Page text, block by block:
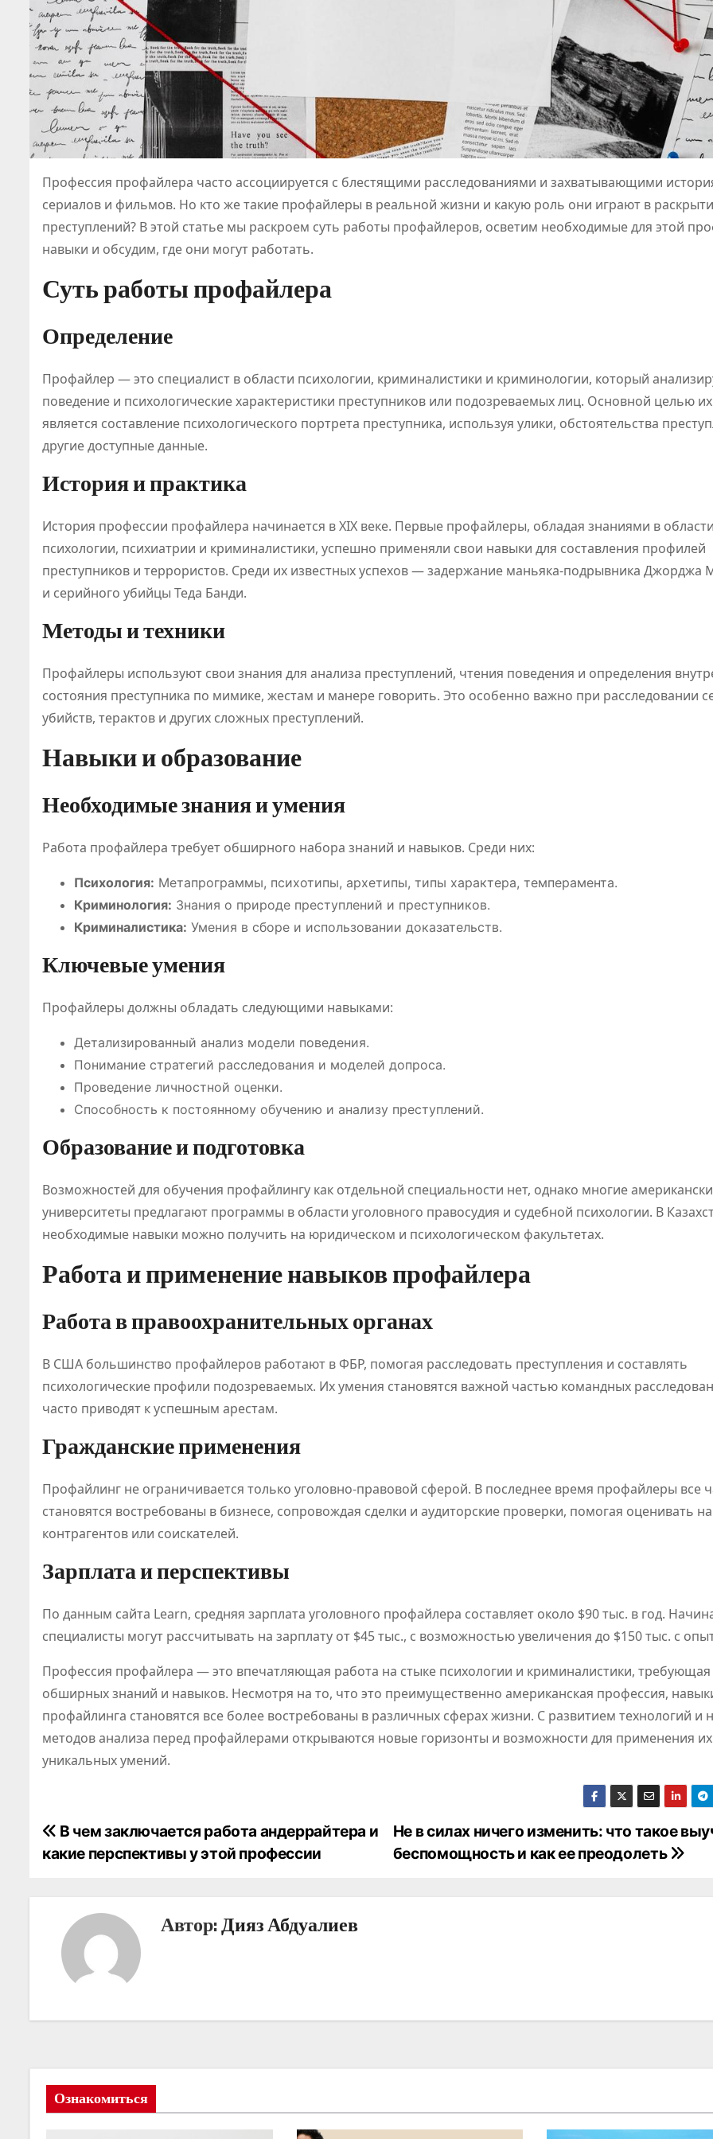
Профессия профайлера часто ассоциируется с блестящими расследованиями и захватывающими
сериалов и фильмов. Но кто же такие профайлеры в реальной жизни и какую роль они играют в
преступлений? В этой статье мы раскроем суть работы профайлеров, осветим необходимые для этой
навыки и обсудим, где они могут работать.
Суть работы профайлера
Определение
Профайлер — это специалист в области психологии, криминалистики и криминологии, который
поведение и психологические характеристики преступников или подозреваемых лиц. Основной целью
является составление психологического портрета преступника, используя улики, обстоятельства
другие доступные данные.
История и практика
История профессии профайлера начинается в XIX веке. Первые профайлеры, обладая знаниями в области
психологии, психиатрии и криминалистики, успешно применяли свои навыки для составления профилей
преступников и террористов. Среди их известных успехов — задержание маньяка-подрывника Джорджа
и серийного убийцы Теда Банди.
Методы и техники
Профайлеры используют свои знания для анализа преступлений, чтения поведения и определения
состояния преступника по мимике, жестам и манере говорить. Это особенно важно при расследовании
убийств, терактов и других сложных преступлений.
Навыки и образование
Необходимые знания и умения
Работа профайлера требует обширного набора знаний и навыков. Среди них:
Психология: Метапрограммы, психотипы, архетипы, типы характера, темперамента.
Криминология: Знания о природе преступлений и преступников.
Криминалистика: Умения в сборе и использовании доказательств.
Ключевые умения
Профайлеры должны обладать следующими навыками:
Детализированный анализ модели поведения.
Понимание стратегий расследования и моделей допроса.
Проведение личностной оценки.
Способность к постоянному обучению и анализу преступлений.
Образование и подготовка
Возможностей для обучения профайлингу как отдельной специальности нет, однако многие
университеты предлагают программы в области уголовного правосудия и судебной психологии. В
необходимые навыки можно получить на юридическом и психологическом факультетах.
Работа и применение навыков профайлера
Работа в правоохранительных органах
В США большинство профайлеров работают в ФБР, помогая расследовать преступления и составлять
психологические профили подозреваемых. Их умения становятся важной частью командных
часто приводят к успешным арестам.
Гражданские применения
Профайлинг не ограничивается только уголовно-правовой сферой. В последнее время профайлеры все
становятся востребованы в бизнесе, сопровождая сделки и аудиторские проверки, помогая оценивать
контрагентов или соискателей.
Зарплата и перспективы
По данным сайта Learn, средняя зарплата уголовного профайлера составляет около $90 тыс. в год.
специалисты могут рассчитывать на зарплату от $45 тыс., с возможностью увеличения до $150 тыс. с
Профессия профайлера — это впечатляющая работа на стыке психологии и криминалистики, требующая
обширных знаний и навыков. Несмотря на то, что это преимущественно американская профессия,
профайлинга становятся все более востребованы в различных сферах жизни. С развитием технологий и
методов анализа перед профайлерами открываются новые горизонты и возможности для применения их
уникальных умений.
Н
а
ц
я
п
Не в силах ничего изменить: что такое
беспомощность и как ее преодолеть
В чем заключается работа андеррайтера и
какие перспективы у этой профессии
Автор: Дияз Абдуалиев
ПОЛЕЗНОЕ
Классификац
ия онлайн-
игр
становится
нового
регулировани
я рынка
Абдуалиев
ПОЛЕЗНОЕ
Обзор
платформы
для
и спортивных
событий
ПОЛЕЗНОЕ
Napapijri —
легенда
каждой
ПОЛЕЗНОЕ
Ознакомиться